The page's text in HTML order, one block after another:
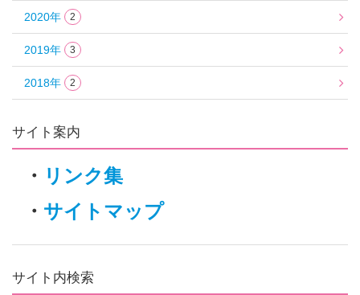
2020年 2
2019年 3
2018年 2
サイト案内
・ リンク集
・ サイトマップ
サイト内検索